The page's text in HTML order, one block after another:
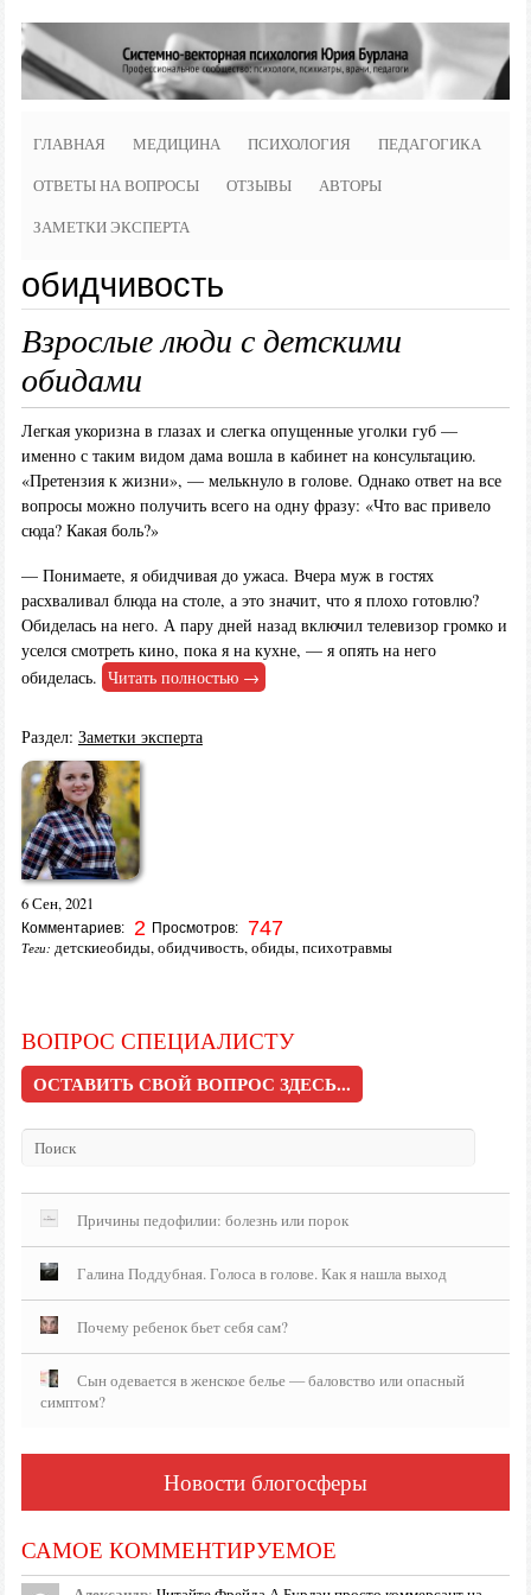
ГЛАВНАЯ МЕДИЦИНА ПСИХОЛОГИЯ ПЕДАГОГИКА
ОТВЕТЫ НА ВОПРОСЫ ОТЗЫВЫ АВТОРЫ
ЗАМЕТКИ ЭКСПЕРТА
обидчивость
Взрослые люди с детскими
обидами
Легкая укоризна в глазах и слегка опущенные уголки губ —
именно с таким видом дама вошла в кабинет на консультацию.
«Претензия к жизни», — мелькнуло в голове. Однако ответ на все
вопросы можно получить всего на одну фразу: «Что вас привело
сюда? Какая боль?»
— Понимаете, я обидчивая до ужаса. Вчера муж в гостях
расхваливал блюда на столе, а это значит, что я плохо готовлю?
Обиделась на него. А пару дней назад включил телевизор громко и
уселся смотреть кино, пока я на кухне, — я опять на него
обиделась. Читать полностью →
Раздел: Заметки эксперта
6 Сен, 2021
Комментариев: 2 Просмотров: 747
Теги: детскиеобиды,обидчивость,обиды,психотравмы
ВОПРОС СПЕЦИАЛИСТУ
ОСТАВИТЬ СВОЙ ВОПРОС ЗДЕСЬ...
Причины педофилии: болезнь или порок
Галина Поддубная. Голоса в голове. Как я нашла выход
Почему ребенок бьет себя сам?
Сын одевается в женское белье — баловство или опасный
симптом?
Новости блогосферы
САМОЕ КОММЕНТИРУЕМОЕ